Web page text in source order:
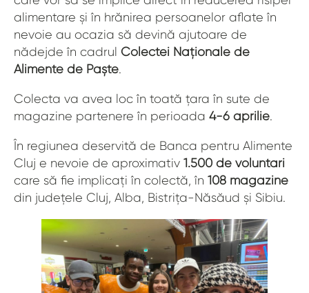
alimentare și în hrănirea persoanelor aflate în
nevoie au ocazia să devină ajutoare de
nădejde în cadrul Colectei Naționale de
Alimente de Paște.
Colecta va avea loc în toată țara în sute de
magazine partenere în perioada 4-6 aprilie.
În regiunea deservită de Banca pentru Alimente
Cluj e nevoie de aproximativ 1.500 de voluntari
care să fie implicați în colectă, în 108 magazine
din județele Cluj, Alba, Bistrița-Năsăud și Sibiu.